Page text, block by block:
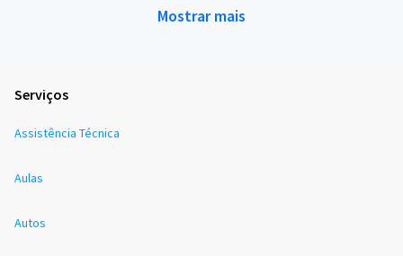
Mostrar mais
Serviços
Assistência Técnica
Aulas
Autos